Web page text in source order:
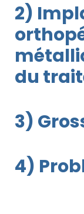
2)
du
3)
4)